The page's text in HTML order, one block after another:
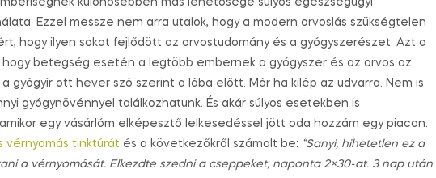
különösebben más lehetősége súlyos egészségügyi
Ezzel messze nem arra utalok, hogy a modern orvoslás szükségtelen
hogy ilyen sokat fejlődött az orvostudomány és a gyógyszerészet. Azt a
betegség esetén a legtöbb embernek a gyógyszer és az orvos az
gyógyír ott hever szó szerint a lába előtt. Már ha kilép az udvarra. Nem is
gyógynövénnyel találkozhatunk. És akár súlyos esetekben is
egy vásárlóm elképesztő lelkesedéssel jött oda hozzám egy piacon.
vérnyomás tinktúrát és a következőkről számolt be: “Sanyi, hihetetlen ez a
a vérnyomását. Elkezdte szedni a cseppeket, naponta 2×30-at. 3 nap után